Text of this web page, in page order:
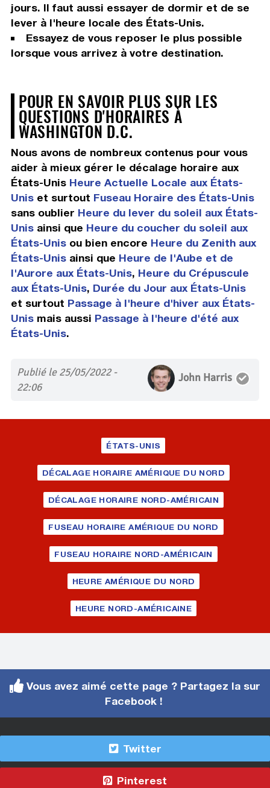
jours. Il faut aussi essayer de dormir et de se
lever à l'heure locale des États-Unis.
Essayez de vous reposer le plus possible
lorsque vous arrivez à votre destination.
POUR EN SAVOIR PLUS SUR LES
QUESTIONS D'HORAIRES À
WASHINGTON D.C.
Nous avons de nombreux contenus pour vous
aider à mieux gérer le décalage horaire aux
États-Unis Heure Actuelle Locale aux États-
Uniset surtout Fuseau Horaire des États-Unis
sans oublier Heure du lever du soleil aux États-
Unisainsi que Heure du coucher du soleil aux
États-Unisou bien encore Heure du Zenith aux
États-Unisainsi que Heure de l'Aube et de
l'Aurore aux États-Unis, Heure du Crépuscule
aux États-Unis, Durée du Jour aux États-Unis
et surtout Passage à l'heure d'hiver aux États-
Unismais aussi Passage à l'heure d'été aux
États-Unis.
Publié le 25/05/2022 -
22:06
John Harris
ÉTATS-UNIS
DÉCALAGE HORAIRE AMÉRIQUE DU NORD
DÉCALAGE HORAIRE NORD-AMÉRICAIN
FUSEAU HORAIRE AMÉRIQUE DU NORD
FUSEAU HORAIRE NORD-AMÉRICAIN
HEURE AMÉRIQUE DU NORD
HEURE NORD-AMÉRICAINE
Vous avez aimé cette page ? Partagez la sur
Facebook !
Twitter
Pinterest